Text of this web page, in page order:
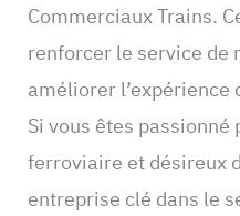
Commerciaux Trains.
renforcer le service de
améliorer l’expérience
Si vous êtes passionné
ferroviaire et désireux
entreprise clé dans le